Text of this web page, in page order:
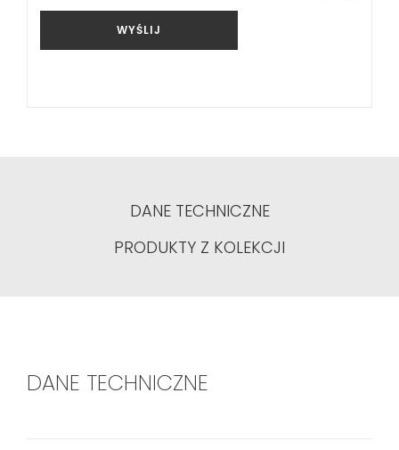
WYŚLIJ
DANE TECHNICZNE
PRODUKTY Z KOLEKCJI
DANE TECHNICZNE